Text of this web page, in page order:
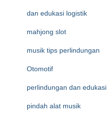
dan edukasi logistik
mahjong slot
musik tips perlindungan
Otomotif
perlindungan dan edukasi
pindah alat musik